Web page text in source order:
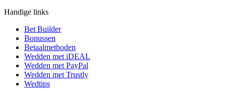
Handige links
Bet Builder
Bonussen
Betaalmethoden
Wedden met iDEAL
Wedden met PayPal
Wedden met Trustly
Wedtips